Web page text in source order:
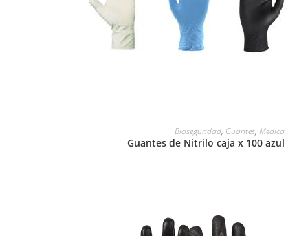
LEER MÁSBioseguridad, Guantes,Medica
Guantes de Nitrilo caja x 100 azul